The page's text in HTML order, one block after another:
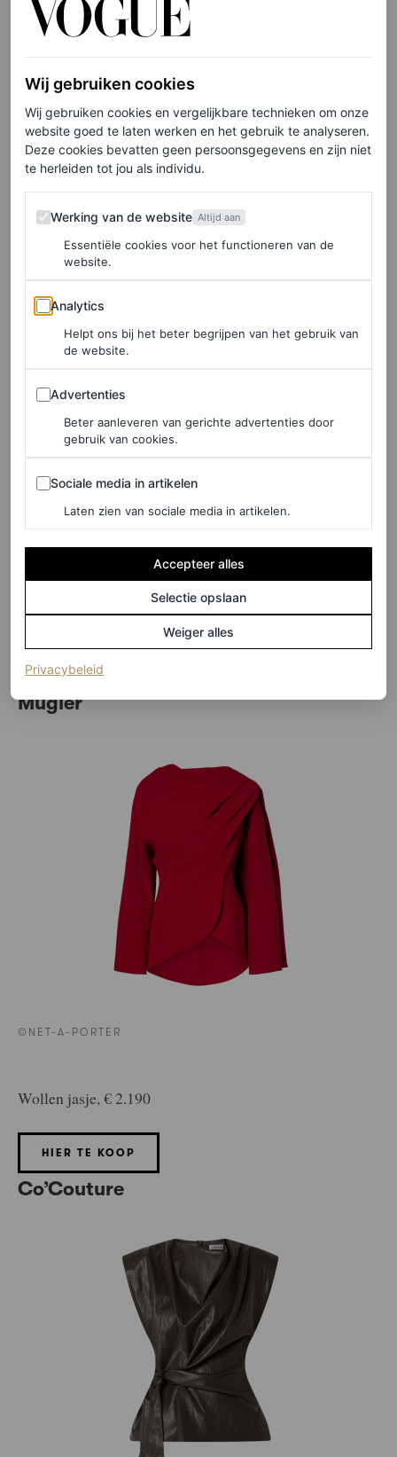
De capejurk van Brigitte Macron doet
denken aan deze iconische Máxima-look
ROEL JANSSEN
Maygel Coronel
Bodysuit met asymmetrische cape, € 460
HIER TE KOOP
Mugler
©NET-A-PORTER
Wollen jasje, € 2.190
HIER TE KOOP
Co’Couture
Wij gebruiken cookies
Wij gebruiken cookies en vergelijkbare technieken om onze
website goed te laten werken en het gebruik te analyseren.
Deze cookies bevatten geen persoonsgegevens en zijn niet
te herleiden tot jou als individu.
Werking van de website
Werking van de website Altijd aan
Essentiële cookies voor het functioneren van de
website.
Analytics
Analytics
Helpt ons bij het beter begrijpen van het gebruik van
de website.
Advertenties
Advertenties
Beter aanleveren van gerichte advertenties door
gebruik van cookies.
Sociale media in artikelen
Sociale media in artikelen
Laten zien van sociale media in artikelen.
Accepteer alles
Selectie opslaan
Weiger alles
Privacybeleid